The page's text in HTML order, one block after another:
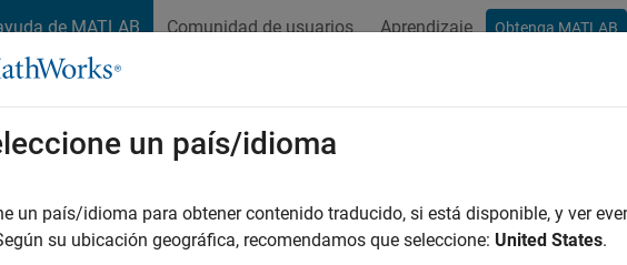
de MATLAB Comunidad de usuarios Aprendizaje Obtenga MATLAB
Ordenar por
un país/idioma
un país/idioma para obtener contenido traducido, si está disponible, y ver
su ubicación geográfica, recomendamos que seleccione: United States.